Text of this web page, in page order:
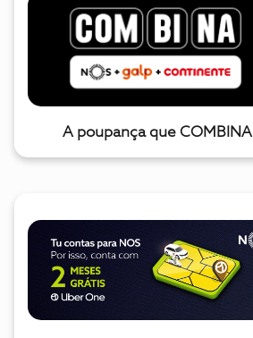
A poupança que COMBINA